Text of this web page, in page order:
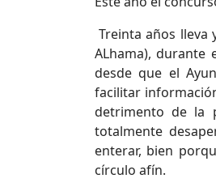
Treinta años lleva
ALhama),
desde que el
facilitar
detrimento de la
totalmente
enterar, bien
círculo afín.